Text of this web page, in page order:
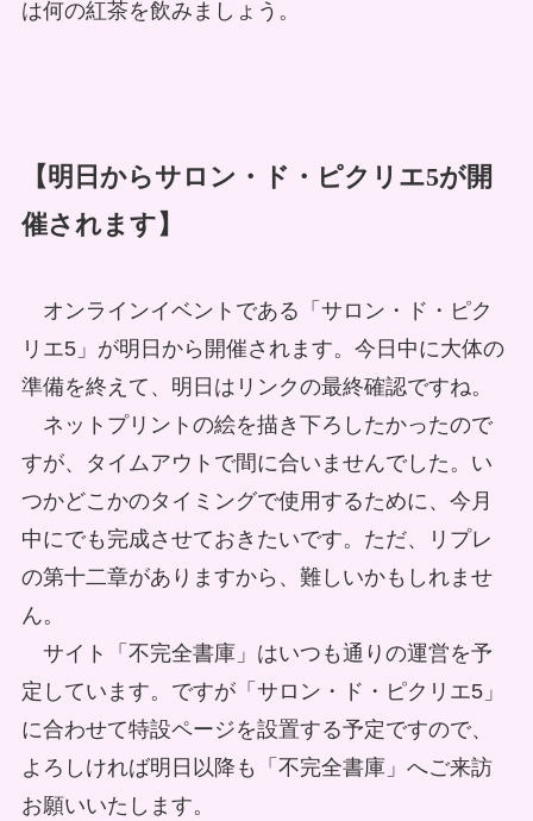
は何の紅茶を飲みましょう。
【明日からサロン・ド・ピクリエ5が開
催されます】
オンラインイベントである「サロン・ド・ピク
リエ5」が明日から開催されます。今日中に大体の
準備を終えて、明日はリンクの最終確認ですね。
ネットプリントの絵を描き下ろしたかったので
すが、タイムアウトで間に合いませんでした。い
つかどこかのタイミングで使用するために、今月
中にでも完成させておきたいです。ただ、リプレ
の第十二章がありますから、難しいかもしれませ
ん。
サイト「不完全書庫」はいつも通りの運営を予
定しています。ですが「サロン・ド・ピクリエ5」
に合わせて特設ページを設置する予定ですので、
よろしければ明日以降も「不完全書庫」へご来訪
お願いいたします。